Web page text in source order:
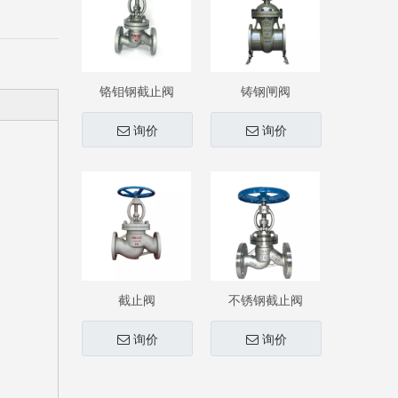
铬钼钢截止阀
询价
铸钢闸阀
询价
截止阀
询价
不锈钢截止阀
询价